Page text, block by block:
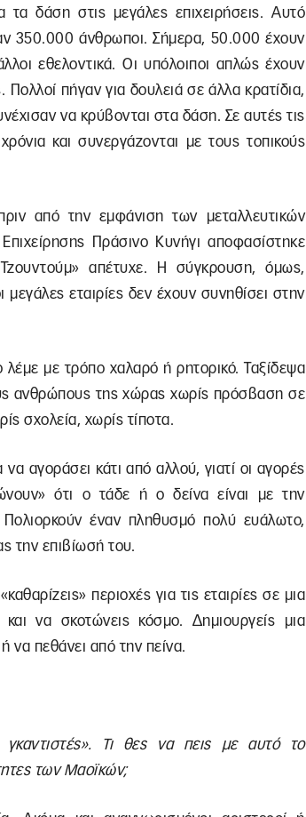
δάση στις μεγάλες επιχειρήσεις. Αυτό
350.000 άνθρωποι. Σήμερα, 50.000 έχουν
εθελοντικά. Οι υπόλοιποι απλώς έχουν
πήγαν για δουλειά σε άλλα κρατίδια,
να κρύβονται στα δάση. Σε αυτές τις
και συνεργάζονται με τους τοπικούς
από την εμφάνιση των μεταλλευτικών
Πράσινο Κυνήγι αποφασίστηκε
απέτυχε. Η σύγκρουση, όμως,
μεγάλες εταιρίες δεν έχουν συνηθίσει στην
λέμε με τρόπο χαλαρό ή ρητορικό. Ταξίδεψα
ανθρώπους της χώρας χωρίς πρόσβαση σε
σχολεία, χωρίς τίποτα.
αγοράσει κάτι από αλλού, γιατί οι αγορές
ότι ο τάδε ή ο δείνα είναι με την
έναν πληθυσμό πολύ ευάλωτο,
την επιβίωσή του.
περιοχές για τις εταιρίες σε μια
να σκοτώνεις κόσμο. Δημιουργείς μια
να πεθάνει από την πείνα.
Τι θες να πεις με αυτό το
των Μαοϊκών;